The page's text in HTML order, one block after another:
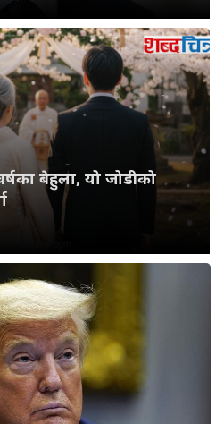
बेहुला, यो जोडीको